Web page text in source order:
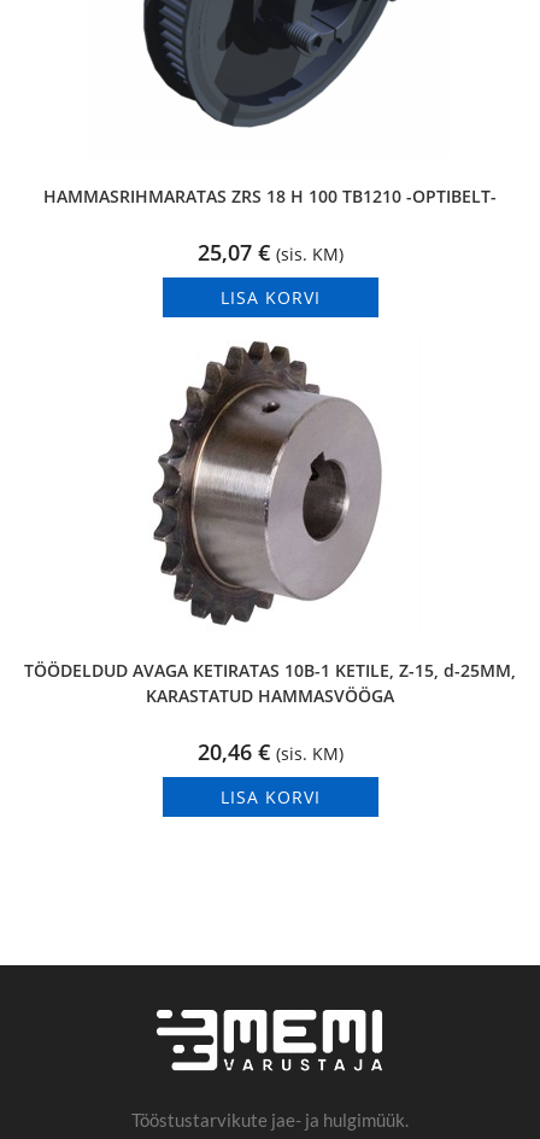
HAMMASRIHMARATAS ZRS 18 H 100 TB1210 -OPTIBELT-
25,07 € (sis. KM)
LISA KORVI
TÖÖDELDUD AVAGA KETIRATAS 10B-1 KETILE, Z-15, d-25MM,
KARASTATUD HAMMASVÖÖGA
20,46 € (sis. KM)
LISA KORVI
Tööstustarvikute jae- ja hulgimüük.